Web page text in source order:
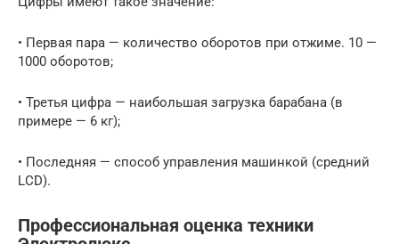
• Первая пара — количество оборотов при отжиме. 10 —
1000 оборотов;
• Третья цифра — наибольшая загрузка барабана (в
примере — 6 кг);
• Последняя — способ управления машинкой (средний
LCD).
Профессиональная оценка техники